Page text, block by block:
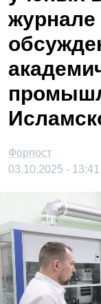
журнале
Форпост
03.10.2025 -